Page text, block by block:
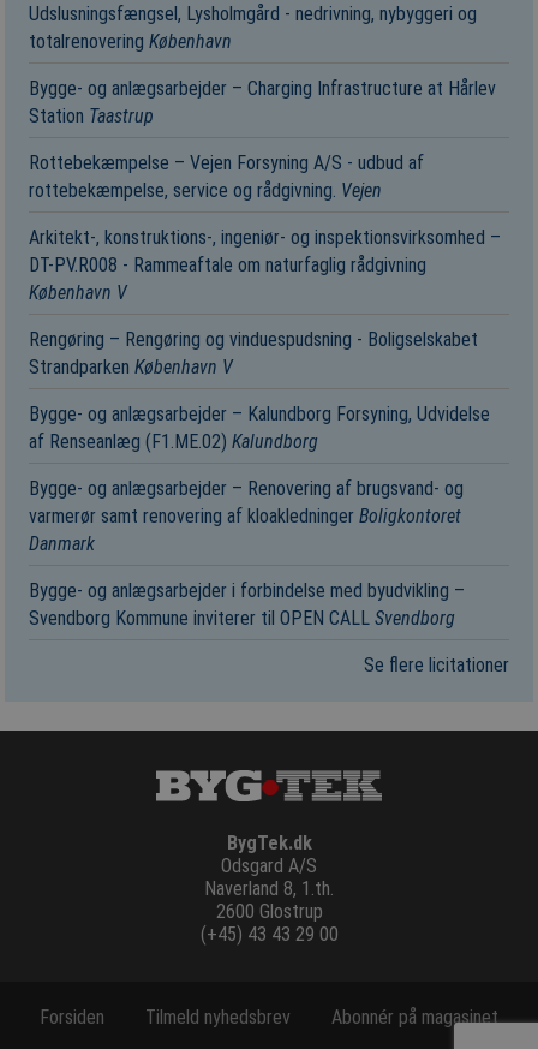
Udslusningsfængsel, Lysholmgård - nedrivning, nybyggeri og
totalrenoveringKøbenhavn
Bygge- og anlægsarbejder – Charging Infrastructure at Hårlev
Station Taastrup
Rottebekæmpelse – Vejen Forsyning A/S - udbud af
rottebekæmpelse, service og rådgivning. Vejen
Arkitekt-, konstruktions-, ingeniør- og inspektionsvirksomhed –
DT-PV.R008 - Rammeaftale om naturfaglig rådgivning
København V
Rengøring – Rengøring og vinduespudsning - Boligselskabet
StrandparkenKøbenhavn V
Bygge- og anlægsarbejder – Kalundborg Forsyning, Udvidelse
af Renseanlæg (F1.ME.02)Kalundborg
Bygge- og anlægsarbejder – Renovering af brugsvand- og
varmerør samt renovering af kloakledningerBoligkontoret
Danmark
Bygge- og anlægsarbejder i forbindelse med byudvikling –
Svendborg Kommune inviterer til OPEN CALLSvendborg
Se flere licitationer
BygTek.dk
Odsgard A/S
Naverland 8, 1.th.
2600 Glostrup
(+45) 43 43 29 00
Forsiden Tilmeld nyhedsbrev Abonnér på magasinet